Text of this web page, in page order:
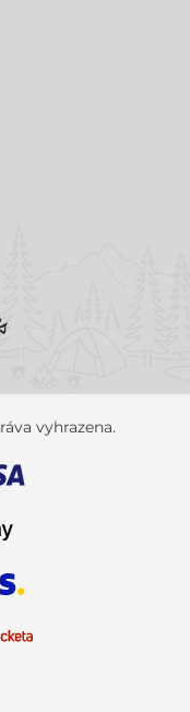
vyhrazena.